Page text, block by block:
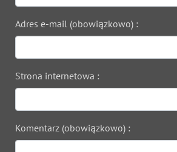
Adres e-mail (obowiązkowo) :
Strona internetowa :
Komentarz (obowiązkowo) :